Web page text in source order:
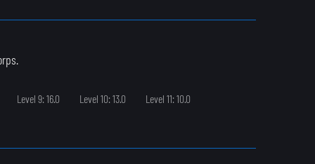
Level 9: 16.0 Level 10: 13.0
Level 11: 10.0